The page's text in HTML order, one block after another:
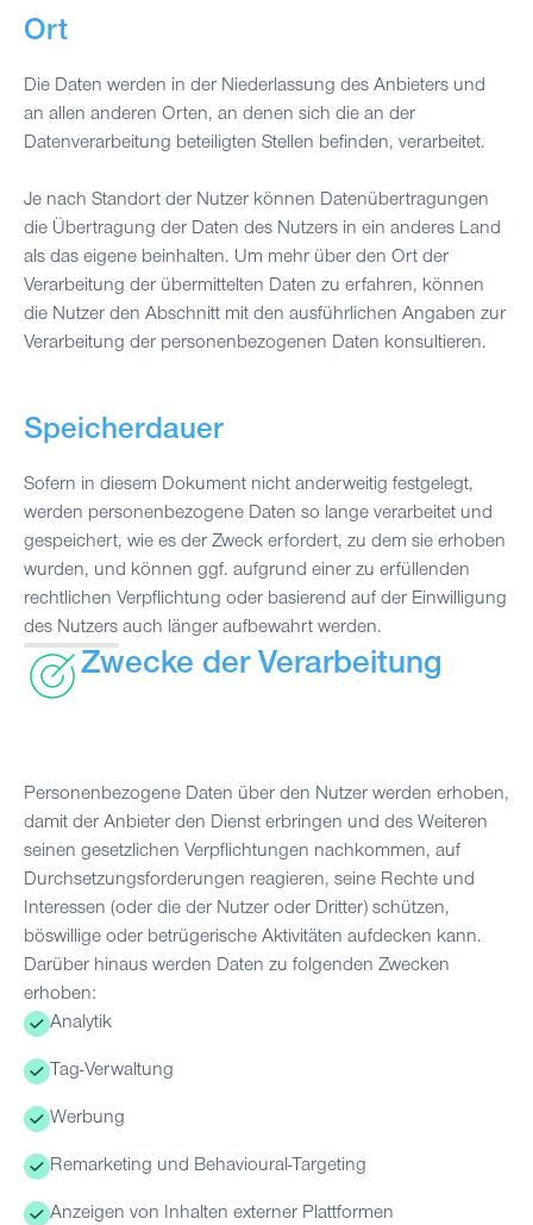
Ort
Die Daten werden in der Niederlassung des Anbieters und
an allen anderen Orten, an denen sich die an der
Datenverarbeitung beteiligten Stellen befinden, verarbeitet.
Je nach Standort der Nutzer können Datenübertragungen
die Übertragung der Daten des Nutzers in ein anderes Land
als das eigene beinhalten. Um mehr über den Ort der
Verarbeitung der übermittelten Daten zu erfahren, können
die Nutzer den Abschnitt mit den ausführlichen Angaben zur
Verarbeitung der personenbezogenen Daten konsultieren.
Speicherdauer
Sofern in diesem Dokument nicht anderweitig festgelegt,
werden personenbezogene Daten so lange verarbeitet und
gespeichert, wie es der Zweck erfordert, zu dem sie erhoben
wurden, und können ggf. aufgrund einer zu erfüllenden
rechtlichen Verpflichtung oder basierend auf der Einwilligung
des Nutzers auch länger aufbewahrt werden.
Zwecke der Verarbeitung
Personenbezogene Daten über den Nutzer werden erhoben,
damit der Anbieter den Dienst erbringen und des Weiteren
seinen gesetzlichen Verpflichtungen nachkommen, auf
Durchsetzungsforderungen reagieren, seine Rechte und
Interessen (oder die der Nutzer oder Dritter) schützen,
böswillige oder betrügerische Aktivitäten aufdecken kann.
Darüber hinaus werden Daten zu folgenden Zwecken
erhoben:
Analytik
Tag-Verwaltung
Werbung
Remarketing und Behavioural-Targeting
Anzeigen von Inhalten externer Plattformen